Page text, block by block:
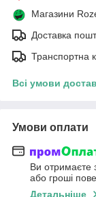
Магазини
Доставка
Транспортна
Всі умови
Умови оплати
Ви отримаєте
або гроші
Детальніше